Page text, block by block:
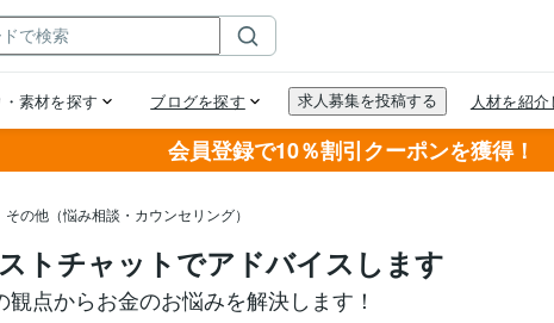
会員登録で10％割引クーポンを獲得！
その他（悩み相談・カウンセリング）
トチャットでアドバイスします
点からお金のお悩みを解決します！